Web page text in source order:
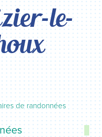
le-
de randonnées